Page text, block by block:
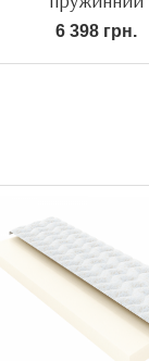
6 398 грн.